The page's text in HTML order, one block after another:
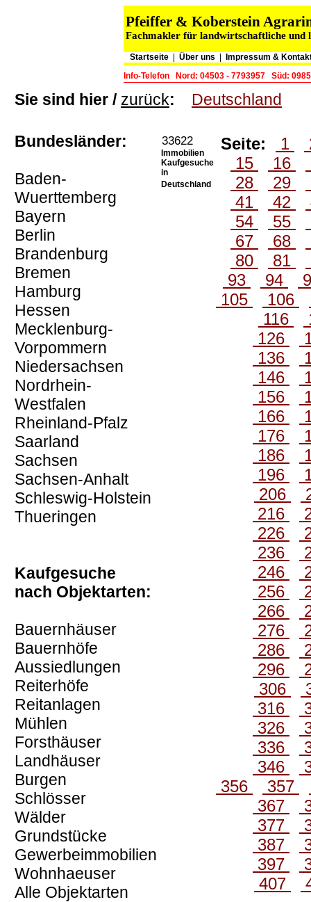
Pfeiffer & Koberstein
Fachmakler für landwirtschaftliche und
Startseite| Über uns
Impressum &
Info-Telefon
Nord: 04503 - 7793957 Süd:
Sie sind hier / zurück: Deutschland
Bundesländer:
Baden-
Wuerttemberg
Bayern
Berlin
Brandenburg
Bremen
Hamburg
Hessen
Mecklenburg-
Vorpommern
Niedersachsen
Nordrhein-
Westfalen
Rheinland-Pfalz
Saarland
Sachsen
Sachsen-Anhalt
Schleswig-Holstein
Thueringen
Kaufgesuche
nach Objektarten:
Bauernhäuser
Bauernhöfe
Aussiedlungen
Reiterhöfe
Reitanlagen
Mühlen
Forsthäuser
Landhäuser
Burgen
Schlösser
Wälder
Grundstücke
Gewerbeimmobilien
Wohnhaeuser
Alle Objektarten
33622
Immobilien
Kaufgesuche
in
Deutschland
Seite: 1
15
16
28
29
41
42
54
55
67
68
80
81
93
94
105
106
116
126
136
146
156
166
176
186
196
206
216
226
236
246
256
266
276
286
296
306
316
326
336
346
356
357
367
377
387
397
407